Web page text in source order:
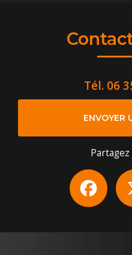
Tél. 06
ENVOYER